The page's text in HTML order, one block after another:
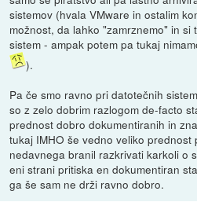
sistemov (hvala VMware in ostalim
možnost, da lahko "zamrznemo" in si
sistem - ampak potem pa tukaj
).
Pa če smo ravno pri datotečnih
so z zelo dobrim razlogom de-facto
prednost dobro dokumentiranih in
tukaj IMHO še vedno veliko prednost
nedavnega branil razkrivati karkoli o
eni strani pritiska en dokumentiran
ga še sam ne drži ravno dobro.